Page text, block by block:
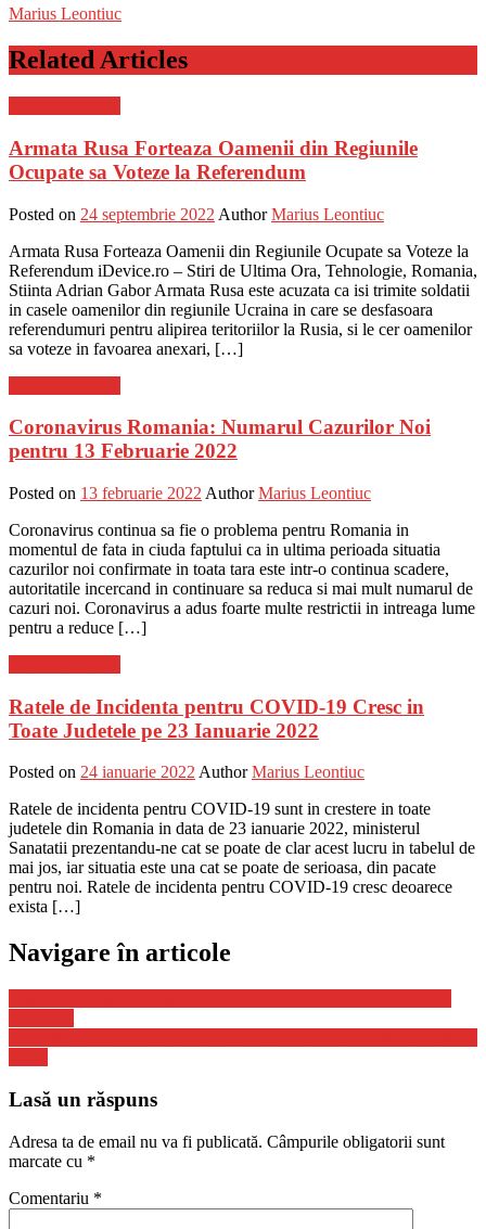
Marius Leontiuc
Related Articles
Armata Rusa Forteaza Oamenii din Regiunile
Ocupate sa Voteze la Referendum
Posted on 24 septembrie 2022 Author Marius Leontiuc
Armata Rusa Forteaza Oamenii din Regiunile Ocupate sa Voteze la
Referendum iDevice.ro – Stiri de Ultima Ora, Tehnologie, Romania,
Stiinta Adrian Gabor Armata Rusa este acuzata ca isi trimite soldatii
in casele oamenilor din regiunile Ucraina in care se desfasoara
referendumuri pentru alipirea teritoriilor la Rusia, si le cer oamenilor
sa voteze in favoarea anexari, […]
Coronavirus Romania: Numarul Cazurilor Noi
pentru 13 Februarie 2022
Posted on 13 februarie 2022 Author Marius Leontiuc
Coronavirus continua sa fie o problema pentru Romania in
momentul de fata in ciuda faptului ca in ultima perioada situatia
cazurilor noi confirmate in toata tara este intr-o continua scadere,
autoritatile incercand in continuare sa reduca si mai mult numarul de
cazuri noi. Coronavirus a adus foarte multe restrictii in intreaga lume
pentru a reduce […]
Ratele de Incidenta pentru COVID-19 Cresc in
Toate Judetele pe 23 Ianuarie 2022
Posted on 24 ianuarie 2022Author Marius Leontiuc
Ratele de incidenta pentru COVID-19 sunt in crestere in toate
judetele din Romania in data de 23 ianuarie 2022, ministerul
Sanatatii prezentandu-ne cat se poate de clar acest lucru in tabelul de
mai jos, iar situatia este una cat se poate de serioasa, din pacate
pentru noi. Ratele de incidenta pentru COVID-19 cresc deoarece
exista […]
Navigare în articole
Lasă un răspuns
Adresa ta de email nu va fi publicată. Câmpurile obligatorii sunt
marcate cu *
Comentariu *